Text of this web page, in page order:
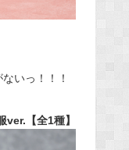
いっ！！！
ver.【全1種】